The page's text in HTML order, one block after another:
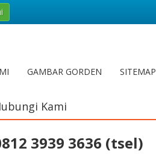
GAMBAR GORDEN SITEMAP
Kami
3939 3636 (tsel)